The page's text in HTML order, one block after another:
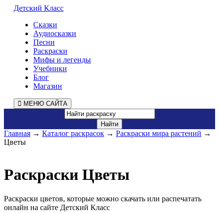
Детский Класс
Сказки
Аудиосказки
Песни
Раскраски
Мифы и легенды
Учебники
Блог
Магазин
МЕНЮ САЙТА
Главная → Каталог раскрасок → Раскраски мира растений →
Цветы
Раскраски Цветы
Раскраски цветов, которые можно скачать или распечатать
онлайн на сайте Детский Класс